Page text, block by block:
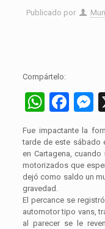
Publicado por
Compártelo:
Fue impactante la
tarde de este sábado
en Cartagena,
motorizados que
dejó como saldo un
gravedad.
El percance se
automotor tipo vans,
al parecer se le